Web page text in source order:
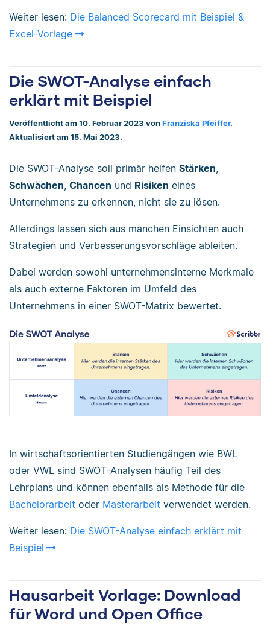
Weiter lesen: Die Balanced Scorecard mit Beispiel &
Excel-Vorlage
Die SWOT-Analyse einfach
erklärt mit Beispiel
Veröffentlicht am 10. Februar 2023 von Franziska Pfeiffer.
Aktualisiert am 15. Mai 2023.
Die SWOT-Analyse soll primär helfen Stärken
Schwächen Chancen und Risiken eines
Unternehmens zu erkennen, nicht sie zu lösen.
Allerdings lassen sich aus manchen Einsichten auch
Strategien und Verbesserungsvorschläge ableiten.
Dabei werden sowohl unternehmensinterne Merkmale
als auch externe Faktoren im Umfeld des
Unternehmens in einer SWOT-Matrix bewertet.
In wirtschaftsorientierten Studiengängen wie BWL
oder VWL sind SWOT-Analysen häufig Teil des
Lehrplans und können ebenfalls als Methode für die
Bachelorarbeit oder Masterarbeit verwendet werden.
Weiter lesen: Die SWOT-Analyse einfach erklärt mit
Beispiel
Hausarbeit Vorlage: Download
für Word und Open Office